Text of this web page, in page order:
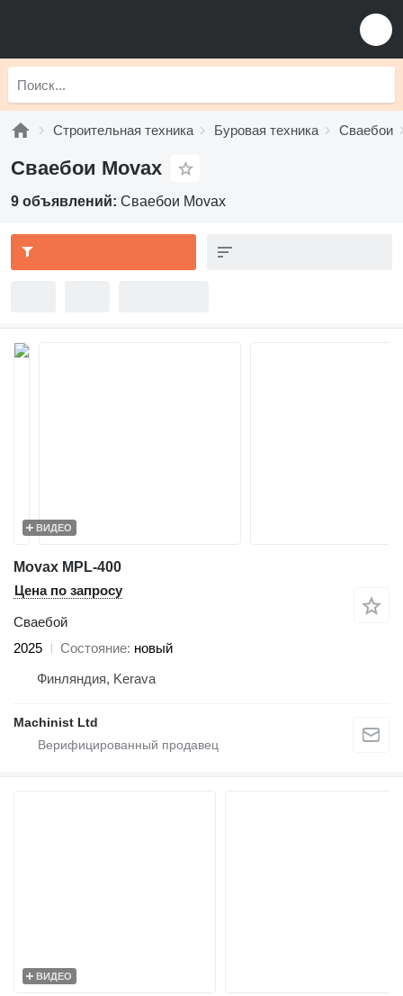
Строительная техника Буровая техника Сваебои
Сваебои Movax
9 объявлений: Сваебои Movax
ВИДЕО
Movax MPL-400
Цена по запросу
Сваебой
2025
Состояние новый
Финляндия, Kerava
Machinist Ltd
ВИДЕО